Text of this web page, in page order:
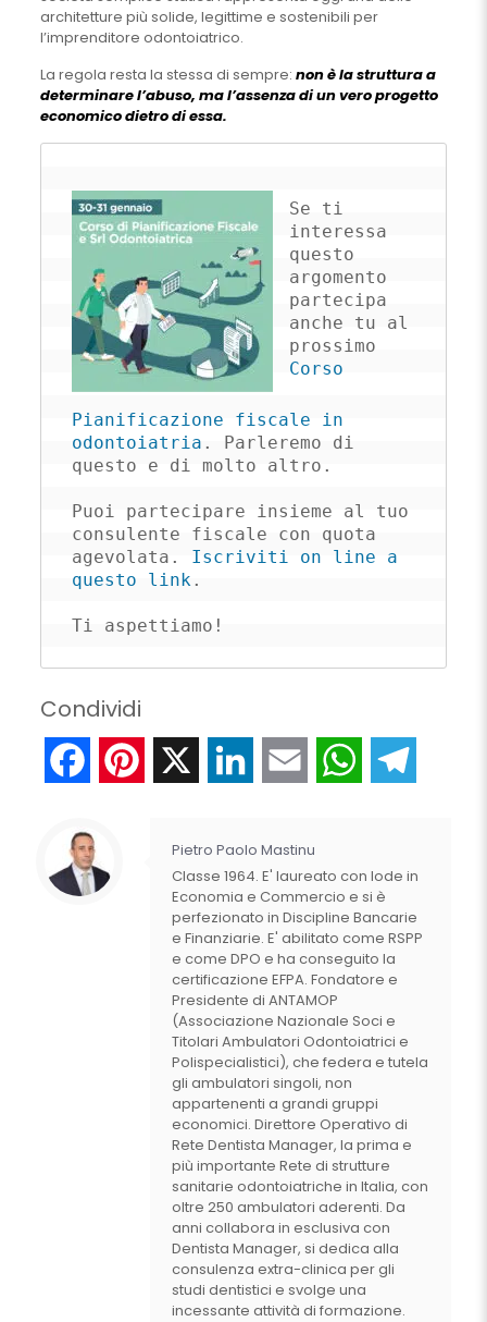
architetture più solide, legittime e sostenibili per
l’imprenditore odontoiatrico.
La regola resta la stessa di sempre: non è la struttura a
determinare l’abuso, ma l’assenza di un vero progetto
economico dietro di essa.
Se ti
interessa
questo
argomento
partecipa
anche tu al
Corso
Pianificazione fiscale in
odontoiatria . Parleremo di
questo e di molto altro.
Puoi partecipare insieme al tuo
consulente fiscale con quota
agevolata. Iscriviti on line a
questo link.
Ti aspettiamo!
Condividi
FacebookPinterest LinkedIn Email WhatsApp
Pietro Paolo Mastinu
Classe 1964. E' laureato con lode in
Economia e Commercio e si è
perfezionato in Discipline Bancarie
e Finanziarie. E' abilitato come RSPP
e come DPO e ha conseguito la
certificazione EFPA. Fondatore e
Presidente di ANTAMOP
(Associazione Nazionale Soci e
Titolari Ambulatori Odontoiatrici e
Polispecialistici), che federa e tutela
gli ambulatori singoli, non
appartenenti a grandi gruppi
economici. Direttore Operativo di
Rete Dentista Manager, la prima e
più importante Rete di strutture
sanitarie odontoiatriche in Italia, con
oltre 250 ambulatori aderenti. Da
anni collabora in esclusiva con
Dentista Manager, si dedica alla
consulenza extra-clinica per gli
studi dentistici e svolge una
incessante attività di formazione.